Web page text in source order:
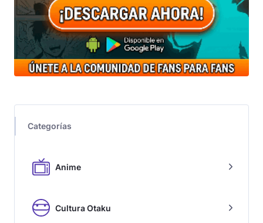
Categorías
Anime
Cultura Otaku